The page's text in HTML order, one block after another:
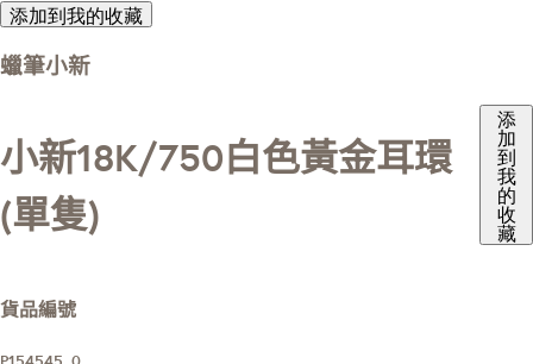
添加到我的收藏
蠟筆小新
小新18K/750白色黃金耳環
(單隻)
添
加
到
我
的
收
藏
貨品編號